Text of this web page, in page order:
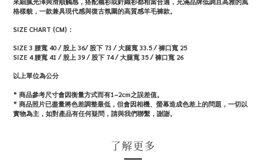
格樣貌，一款兼具現代感與復古氛圍的高質感羊毛褲款。
SIZE CHART (CM)：
SIZE 3 腰寬 40 / 股上 36/ 股下 73 / 大腿寬 33.5 / 褲口寬 25
SIZE 4腰寬 41 / 股上 39 / 股下 74 / 大腿寬 35 / 褲口寬 26
以上單位為公分
* 商品參考尺寸會因衡量方式而有1~2cm之誤差值。
* 商品照片已盡量將色差調整最低，但會因相機、螢幕造成色差上的問題，一切以
實物為主，如對產品有任何疑問，請與我們聯繫，謝謝。
了解更多